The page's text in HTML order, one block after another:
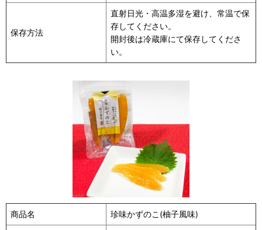
保存方法
直射日光・高温多湿を避け、常温で保
存してください。
開封後は冷蔵庫にて保存してくださ
い。
商品名 珍味かずのこ(柚子風味)